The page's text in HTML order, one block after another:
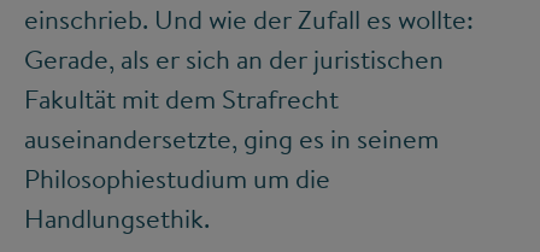
einschrieb. Und wie der Zufall es wollte:
Gerade, als er sich an der juristischen
Fakultät mit dem Strafrecht
auseinandersetzte, ging es in seinem
Philosophiestudium um die
Handlungsethik.